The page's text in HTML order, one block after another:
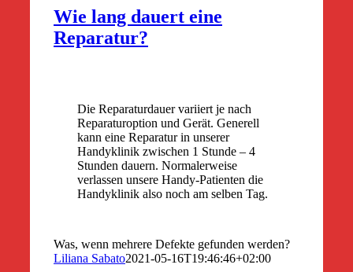
Wie lang dauert eine
Reparatur?
Die Reparaturdauer variiert je nach
Reparaturoption und Gerät. Generell
kann eine Reparatur in unserer
Handyklinik zwischen 1 Stunde – 4
Stunden dauern. Normalerweise
verlassen unsere Handy-Patienten die
Handyklinik also noch am selben Tag.
Was, wenn mehrere Defekte gefunden werden?
Liliana Sabato2021-05-16T19:46:46+02:00